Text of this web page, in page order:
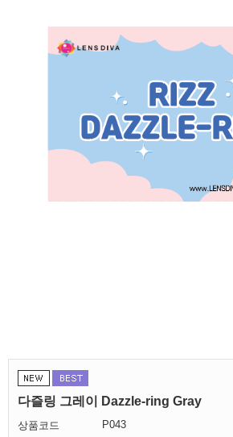
다즐링 그레이 Dazzle-ring Gray
상품코드
P043